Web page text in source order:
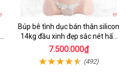
Búp bê tình dục bán thân silicon
14kg đầu xinh đẹp sắc nét hấp
dẫn
7.500.000₫
(492)